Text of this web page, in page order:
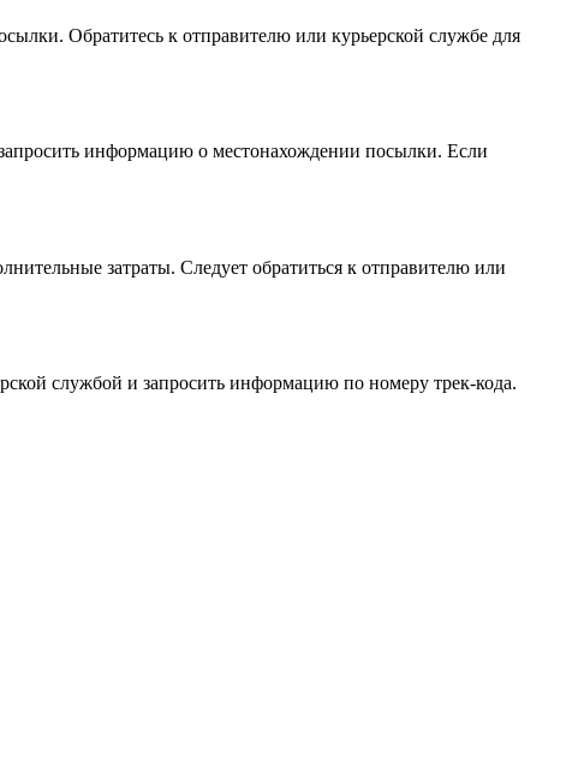
Обратитесь к отправителю или курьерской службе для
информацию о местонахождении посылки. Если
затраты. Следует обратиться к отправителю или
службой и запросить информацию по номеру трек-кода.